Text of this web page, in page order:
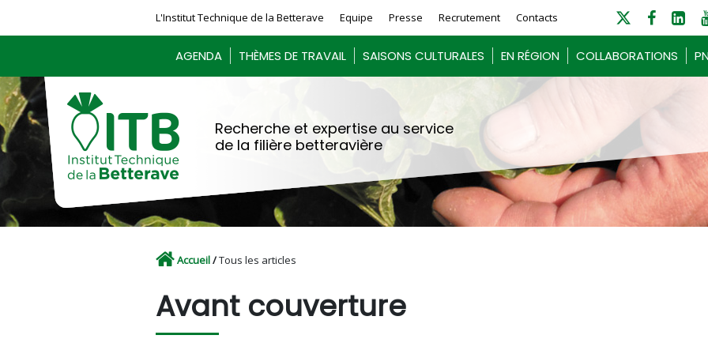
L'Institut Technique de la Betterave Equipe Presse Recrutement Contacts
AGENDA THÈMES DE TRAVAIL SAISONS CULTURALES EN RÉGION COLLABORATIONS
Recherche et expertise au service
de la filière betteravière
Accueil/Tous les articles
Avant couverture